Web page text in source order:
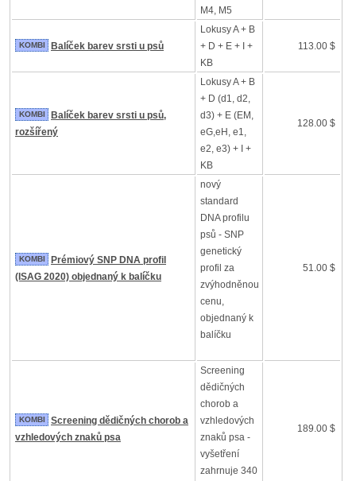
M4, M5
KOMBI Balíček barev srsti u psů
Lokusy A + B
+ D + E + I +
KB
113.00 $
KOMBI
Balíček barev srsti u psů,
rozšířený
Lokusy A + B
+ D (d1, d2,
d3) + E (EM,
eG,eH, e1,
e2, e3) + I +
KB
128.00 $
KOMBI
Prémiový SNP DNA profil
(ISAG 2020) objednaný k balíčku
nový
standard
DNA profilu
psů - SNP
genetický
profil za
zvýhodněnou
cenu,
objednaný k
balíčku
51.00 $
KOMBI
Screening dědičných chorob a
vzhledových znaků psa
Screening
dědičných
chorob a
vzhledových
znaků psa -
vyšetření
zahrnuje 340
189.00 $